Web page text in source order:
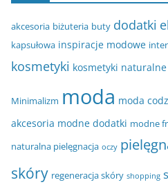
akcesoria biżuteria buty dodatki
kapsułowa inspiracje modowe
kosmetyki kosmetyki naturalne
Minimalizm moda moda
akcesoria modne dodatki modne
naturalna pielęgnacja oczy
skóry regeneracja skóry shopping